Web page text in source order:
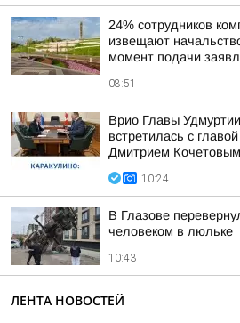
24% сотрудников
извещают
момент подачи
08:51
Врио Главы
встретилась с
Дмитрием Кочетовым
10:24
В Глазове
человеком в люльке
10:43
ЛЕНТА НОВОСТЕЙ